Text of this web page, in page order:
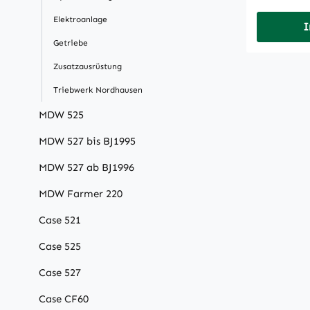
Elektroanlage
Getriebe
Zusatzausrüstung
Triebwerk Nordhausen
MDW 525
MDW 527 bis BJ1995
MDW 527 ab BJ1996
MDW Farmer 220
Case 521
Case 525
Case 527
Case CF60